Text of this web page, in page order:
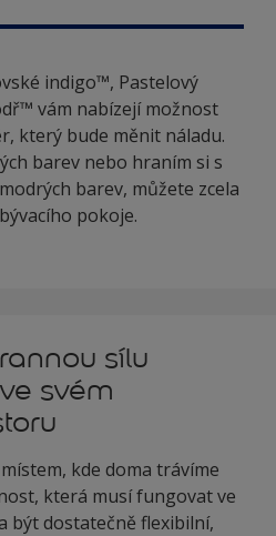
indigo™, Pastelový
vám nabízejí možnost
který bude měnit náladu.
barev nebo hraním si s
barev, můžete zcela
pokoje.
sílu
svém
kde doma trávíme
která musí fungovat ve
být dostatečně flexibilní,